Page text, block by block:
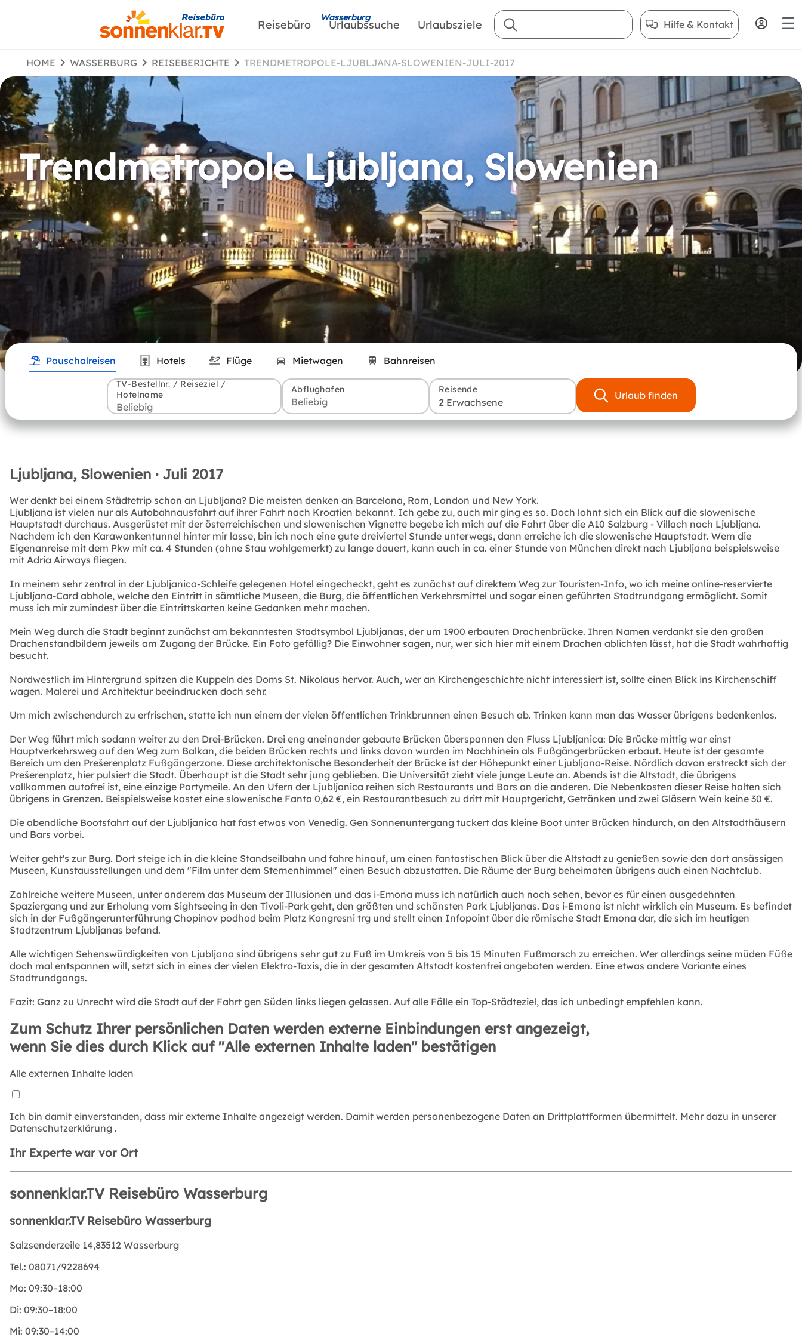
Wasserburg
Reisebüro Urlaubssuche Urlaubsziele Hilfe & Kontakt
HOME WASSERBURG REISEBERICHTE TRENDMETROPOLE-LJUBLJANA-SLOWENIEN-JULI-2017
Trendmetropole Ljubljana, Slowenien
Pauschalreisen Hotels Flüge Mietwagen Bahnreisen
TV-Bestellnr. / Reiseziel /
Hotelname
Abflughafen Reisende
2 Erwachsene
Urlaub finden
Ljubljana, Slowenien · Juli 2017
Wer denkt bei einem Städtetrip schon an Ljubljana? Die meisten denken an Barcelona, Rom, London und New York.
Ljubljana ist vielen nur als Autobahnausfahrt auf ihrer Fahrt nach Kroatien bekannt. Ich gebe zu, auch mir ging es so. Doch lohnt sich ein Blick auf die slowenische
Hauptstadt durchaus. Ausgerüstet mit der österreichischen und slowenischen Vignette begebe ich mich auf die Fahrt über die A10 Salzburg - Villach nach Ljubljana.
Nachdem ich den Karawankentunnel hinter mir lasse, bin ich noch eine gute dreiviertel Stunde unterwegs, dann erreiche ich die slowenische Hauptstadt. Wem die
Eigenanreise mit dem Pkw mit ca. 4 Stunden (ohne Stau wohlgemerkt) zu lange dauert, kann auch in ca. einer Stunde von München direkt nach Ljubljana beispielsweise
mit Adria Airways fliegen.
In meinem sehr zentral in der Ljubljanica-Schleife gelegenen Hotel eingecheckt, geht es zunächst auf direktem Weg zur Touristen-Info, wo ich meine online-reservierte
Ljubljana-Card abhole, welche den Eintritt in sämtliche Museen, die Burg, die öffentlichen Verkehrsmittel und sogar einen geführten Stadtrundgang ermöglicht. Somit
muss ich mir zumindest über die Eintrittskarten keine Gedanken mehr machen.
Mein Weg durch die Stadt beginnt zunächst am bekanntesten Stadtsymbol Ljubljanas, der um 1900 erbauten Drachenbrücke. Ihren Namen verdankt sie den großen
Drachenstandbildern jeweils am Zugang der Brücke. Ein Foto gefällig? Die Einwohner sagen, nur, wer sich hier mit einem Drachen ablichten lässt, hat die Stadt wahrhaftig
besucht.
Nordwestlich im Hintergrund spitzen die Kuppeln des Doms St. Nikolaus hervor. Auch, wer an Kirchengeschichte nicht interessiert ist, sollte einen Blick ins Kirchenschiff
wagen. Malerei und Architektur beeindrucken doch sehr.
Um mich zwischendurch zu erfrischen, statte ich nun einem der vielen öffentlichen Trinkbrunnen einen Besuch ab. Trinken kann man das Wasser übrigens bedenkenlos.
Der Weg führt mich sodann weiter zu den Drei-Brücken. Drei eng aneinander gebaute Brücken überspannen den Fluss Ljubljanica: Die Brücke mittig war einst
Hauptverkehrsweg auf den Weg zum Balkan, die beiden Brücken rechts und links davon wurden im Nachhinein als Fußgängerbrücken erbaut. Heute ist der gesamte
Bereich um den Prešerenplatz Fußgängerzone. Diese architektonische Besonderheit der Brücke ist der Höhepunkt einer Ljubljana-Reise. Nördlich davon erstreckt sich der
Prešerenplatz, hier pulsiert die Stadt. Überhaupt ist die Stadt sehr jung geblieben. Die Universität zieht viele junge Leute an. Abends ist die Altstadt, die übrigens
vollkommen autofrei ist, eine einzige Partymeile. An den Ufern der Ljubljanica reihen sich Restaurants und Bars an die anderen. Die Nebenkosten dieser Reise halten sich
übrigens in Grenzen. Beispielsweise kostet eine slowenische Fanta 0,62 €, ein Restaurantbesuch zu dritt mit Hauptgericht, Getränken und zwei Gläsern Wein keine 30 €.
Die abendliche Bootsfahrt auf der Ljubljanica hat fast etwas von Venedig. Gen Sonnenuntergang tuckert das kleine Boot unter Brücken hindurch, an den Altstadthäusern
und Bars vorbei.
Weiter geht's zur Burg. Dort steige ich in die kleine Standseilbahn und fahre hinauf, um einen fantastischen Blick über die Altstadt zu genießen sowie den dort ansässigen
Museen, Kunstausstellungen und dem "Film unter dem Sternenhimmel" einen Besuch abzustatten. Die Räume der Burg beheimaten übrigens auch einen Nachtclub.
Zahlreiche weitere Museen, unter anderem das Museum der Illusionen und das i-Emona muss ich natürlich auch noch sehen, bevor es für einen ausgedehnten
Spaziergang und zur Erholung vom Sightseeing in den Tivoli-Park geht, den größten und schönsten Park Ljubljanas. Das i-Emona ist nicht wirklich ein Museum. Es befindet
sich in der Fußgängerunterführung Chopinov podhod beim Platz Kongresni trg und stellt einen Infopoint über die römische Stadt Emona dar, die sich im heutigen
Stadtzentrum Ljubljanas befand.
Alle wichtigen Sehenswürdigkeiten von Ljubljana sind übrigens sehr gut zu Fuß im Umkreis von 5 bis 15 Minuten Fußmarsch zu erreichen. Wer allerdings seine müden Füße
doch mal entspannen will, setzt sich in eines der vielen Elektro-Taxis, die in der gesamten Altstadt kostenfrei angeboten werden. Eine etwas andere Variante eines
Stadtrundgangs.
Fazit: Ganz zu Unrecht wird die Stadt auf der Fahrt gen Süden links liegen gelassen. Auf alle Fälle ein Top-Städteziel, das ich unbedingt empfehlen kann.
Zum Schutz Ihrer persönlichen Daten werden externe Einbindungen erst angezeigt,
wenn Sie dies durch Klick auf "Alle externen Inhalte laden" bestätigen
Alle externen Inhalte laden
Ich bin damit einverstanden, dass mir externe Inhalte angezeigt werden. Damit werden personenbezogene Daten an Drittplattformen übermittelt. Mehr dazu in unserer
Datenschutzerklärung .
Ihr Experte war vor Ort
sonnenklar.TV Reisebüro Wasserburg
sonnenklar.TV Reisebüro Wasserburg
Salzsenderzeile 14,83512 Wasserburg
Tel.: 08071/9228694
Mo: 09:30–18:00
Di: 09:30–18:00
Mi: 09:30–14:00